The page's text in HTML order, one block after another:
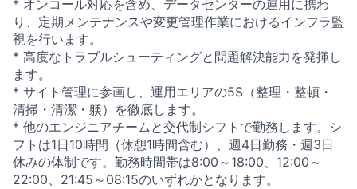
* オンコール対応を含め、データセンターの運用に携わ
り、定期メンテナンスや変更管理作業におけるインフラ監
視を行います。
* 高度なトラブルシューティングと問題解決能力を発揮し
ます。
* サイト管理に参画し、運用エリアの5S（整理・整頓・
清掃・清潔・躾）を徹底します。
* 他のエンジニアチームと交代制シフトで勤務します。シ
フトは1日10時間（休憩1時間含む）、週4日勤務・週3日
休みの体制です。勤務時間帯は8:00～18:00、12:00～
22:00、21:45～08:15のいずれかとなります。